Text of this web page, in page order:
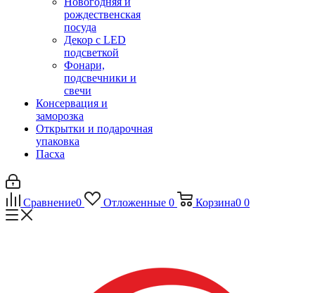
рождественская
посуда
Декор с LED
подсветкой
Фонари,
подсвечники и
свечи
Консервация и
заморозка
Открытки и подарочная
упаковка
Пасха
Сравнение0 Отложенные 0 Корзина0 0